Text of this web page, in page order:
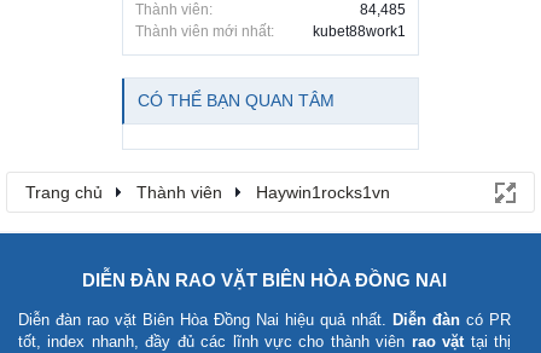
Thành viên:
84,485
Thành viên mới nhất:
kubet88work1
CÓ THỂ BẠN QUAN TÂM
Trang chủ Thành viên Haywin1rocks1vn
DIỄN ĐÀN RAO VẶT BIÊN HÒA ĐỒNG NAI
Diễn đàn rao vặt Biên Hòa Đồng Nai hiệu quả nhất. Diễn đàn có PR
tốt, index nhanh, đầy đủ các lĩnh vực cho thành viên rao vặttại thị